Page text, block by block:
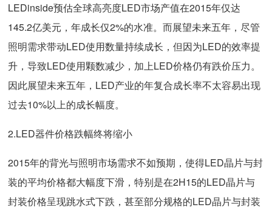
LEDinside预估全球高亮度LED市场产值在2015年仅达
145.2亿美元，年成长仅2%的水准。而展望未来五年，尽管
照明需求带动LED使用数量持续成长，但因为LED的效率提
升，导致LED使用颗数减少，加上LED价格仍有跌价压力。
因此展望未来五年，LED产业的年复合成长率不太容易出现
过去10%以上的成长幅度。
2.LED器件价格跌幅终将缩小
2015年的背光与照明市场需求不如预期，使得LED晶片与封
装的平均价格都大幅度下滑，特别是在2H15的LED晶片与
封装价格呈现跳水式下跌，甚至部分规格的LED晶片与封装